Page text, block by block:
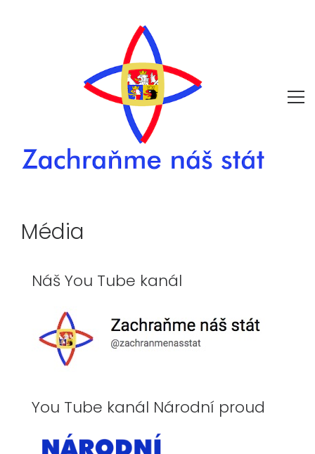
Média
Náš You Tube kanál
You Tube kanál Národní proud